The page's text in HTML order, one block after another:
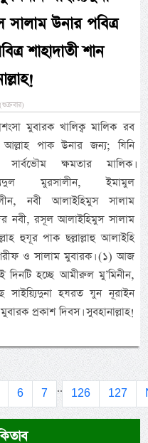
উনার পবিত্র
শাহাদাতী শান
মুবারক খালিক্ব মালিক রব
আল্লাহ পাক উনার জন্য; যিনি
ক্ষমতার মালিক।
মুরসালীন, ইমামুল
নবী আলাইহিমুস সালাম
নবী, রসূল আলাইহিমুস সালাম
হুযূর পাক ছল্লাল্লাহু আলাইহি
ও সালাম মুবারক। (১) আজ
হচ্ছে আমীরুল মু’মিনীন,
সাইয়্যিদুনা হযরত যুন নূরাইন
প্রকাশ দিবস। সুবহানাল্লাহ!
6 7 .. 126 127